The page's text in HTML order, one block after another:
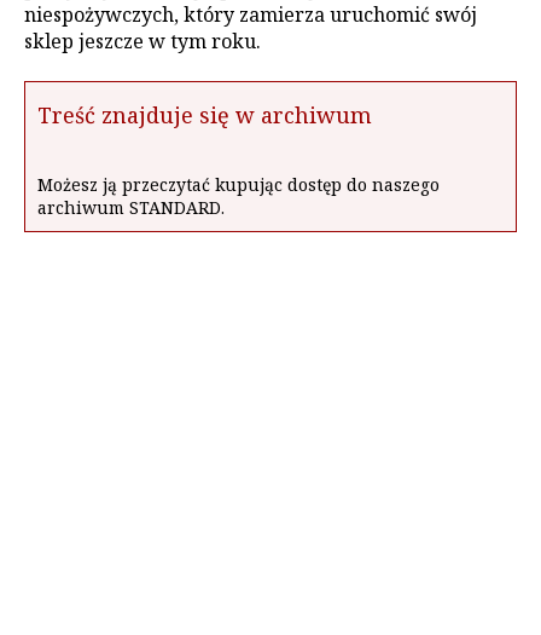
niespożywczych, który zamierza uruchomić swój
sklep jeszcze w tym roku.
Treść znajduje się w archiwum
Możesz ją przeczytać kupując dostęp do naszego
archiwum STANDARD.